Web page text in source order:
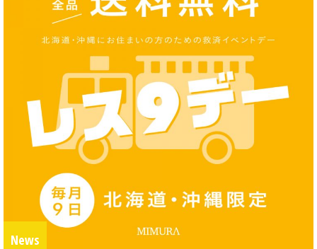
News